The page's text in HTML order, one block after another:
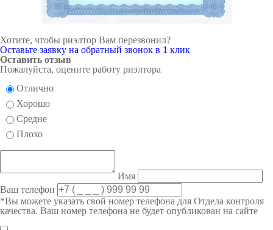
Хотите, чтобы риэлтор Вам перезвонил?
Оставьте заявку на обратный звонок в 1 клик
Оставить отзыв
Пожалуйста, оцените работу риэлтора
Отлично
Хорошо
Средне
Плохо
Имя
Ваш телефон
*Вы можете указать свой номер телефона для Отдела контроля
качества. Ваш номер телефона не будет опубликован на сайте